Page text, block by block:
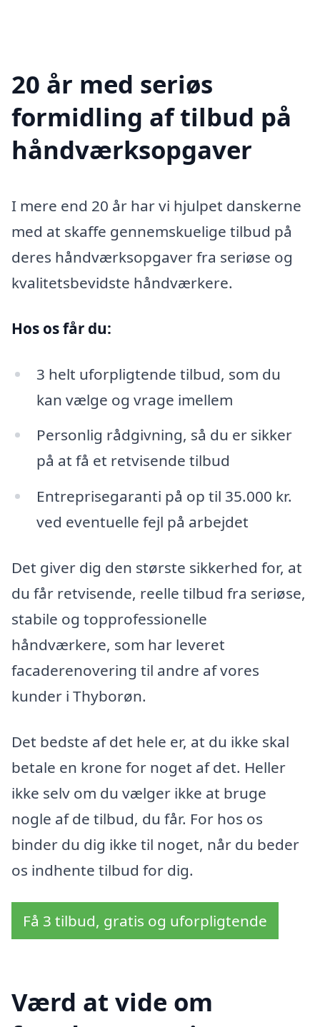
20 år med seriøs
formidling af tilbud på
håndværksopgaver
I mere end 20 år har vi hjulpet danskerne
med at skaffe gennemskuelige tilbud på
deres håndværksopgaver fra seriøse og
kvalitetsbevidste håndværkere.
Hos os får du:
3 helt uforpligtende tilbud, som du
kan vælge og vrage imellem
Personlig rådgivning, så du er sikker
på at få et retvisende tilbud
Entreprisegaranti på op til 35.000 kr.
ved eventuelle fejl på arbejdet
Det giver dig den største sikkerhed for, at
du får retvisende, reelle tilbud fra seriøse,
stabile og topprofessionelle
håndværkere, som har leveret
facaderenovering til andre af vores
kunder i Thyborøn.
Det bedste af det hele er, at du ikke skal
betale en krone for noget af det. Heller
ikke selv om du vælger ikke at bruge
nogle af de tilbud, du får. For hos os
binder du dig ikke til noget, når du beder
os indhente tilbud for dig.
Få 3 tilbud, gratis og uforpligtende
Værd at vide om